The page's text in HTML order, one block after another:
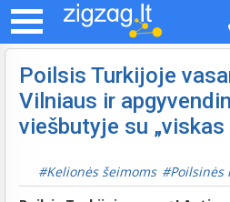
Poilsis Turkijoje
Vilniaus ir
viešbutyje su
Kelionės šeimoms Poilsinės